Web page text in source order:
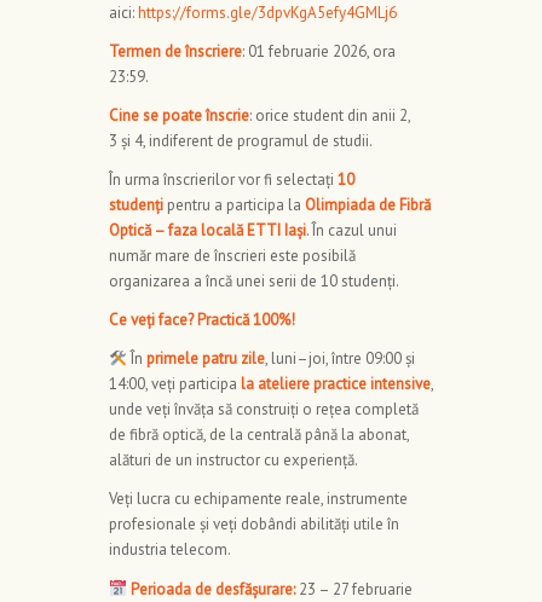
aici:https://forms.gle/3dpvKgA5efy4GMLj6
Termen de înscriere: 01 februarie 2026, ora
23:59.
Cine se poate înscrie: orice student din anii 2,
3 și 4, indiferent de programul de studii.
În urma înscrierilor vor fi selectați 10
studenți pentru a participa la Olimpiada de Fibră
Optică – faza locală ETTI Iași. În cazul unui
număr mare de înscrieri este posibilă
organizarea a încă unei serii de 10 studenți.
Ce veți face? Practică 100%!
În primele patru zile, luni–joi, între 09:00 și
14:00, veți participa la ateliere practice intensive,
unde veți învăța să construiți o rețea completă
de fibră optică, de la centrală până la abonat,
alături de un instructor cu experiență.
Veți lucra cu echipamente reale, instrumente
profesionale și veți dobândi abilități utile în
industria telecom.
Perioada de desfășurare:23 – 27 februarie